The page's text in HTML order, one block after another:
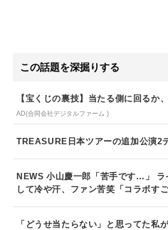
この話題を深掘りする
【宝くじの裏技】当たる側に回るか
AD(合同会社デジタルファーム )
TREASURE日本ツアーの追加公演2
NEWS 小山慶一郎「苦手です…」 ラ
して冷や汗、ファン苦笑「コラボすご
「どうせ当たらない」と思ってた私